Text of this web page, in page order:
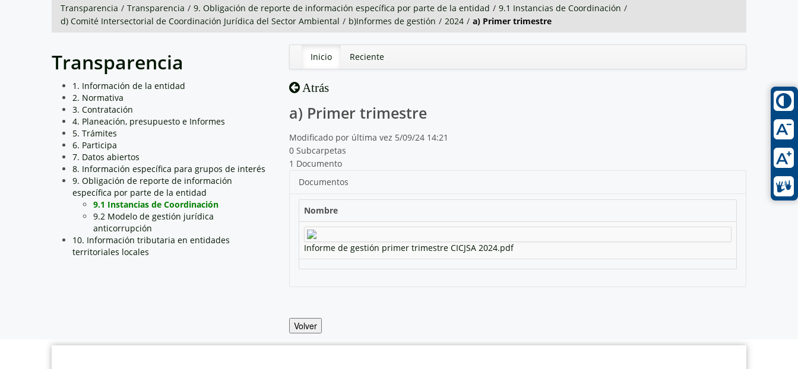
Transparencia / Transparencia / 9. Obligación de reporte de información específica por parte de la entidad / 9.1 Instancias de Coordinación /
d) Comité Intersectorial de Coordinación Jurídica del Sector Ambiental / b)Informes de gestión / 2024 / a) Primer trimestre
Transparencia
1. Información de la entidad
2. Normativa
3. Contratación
4. Planeación, presupuesto e Informes
5. Trámites
6. Participa
7. Datos abiertos
8. Información específica para grupos de interés
9. Obligación de reporte de información
específica por parte de la entidad
9.1 Instancias de Coordinación
9.2 Modelo de gestión jurídica
anticorrupción
10. Información tributaria en entidades
territoriales locales
Inicio Reciente
Atrás
a) Primer trimestre
Modificado por última vez 5/09/24 14:21
0 Subcarpetas
1 Documento
Documentos
Nombre
Informe de gestión primer trimestre CICJSA 2024.pdf
Volver